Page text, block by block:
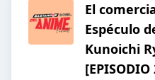
El
Espéculo
Kunoichi
[EPISODIO